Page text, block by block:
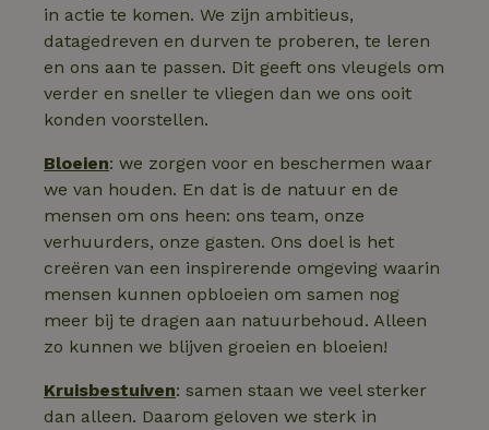
in actie te komen. We zijn ambitieus,
datagedreven en durven te proberen, te leren
en ons aan te passen. Dit geeft ons vleugels om
verder en sneller te vliegen dan we ons ooit
konden voorstellen.
Bloeien: we zorgen voor en beschermen waar
we van houden. En dat is de natuur en de
mensen om ons heen: ons team, onze
verhuurders, onze gasten. Ons doel is het
creëren van een inspirerende omgeving waarin
mensen kunnen opbloeien om samen nog
meer bij te dragen aan natuurbehoud. Alleen
zo kunnen we blijven groeien en bloeien!
Kruisbestuiven: samen staan we veel sterker
dan alleen. Daarom geloven we sterk in